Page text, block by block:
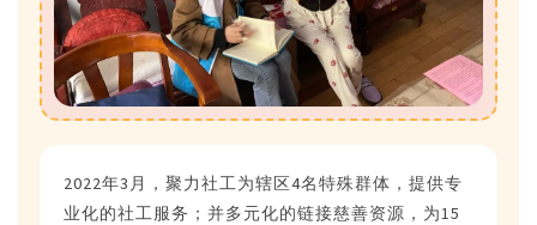
2022年3月，聚力社工为辖区4名特殊群体，提供专
业化的社工服务；并多元化的链接慈善资源，为15